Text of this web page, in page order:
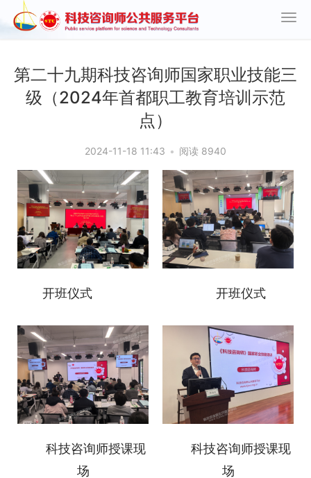
第二十九期科技咨询师国家职业技能三
级（2024年首都职工教育培训示范
点）
2024-11-18 11:43 • 阅读 8940
开班仪式 开班仪式
科技咨询师授课现
场
科技咨询师授课现
场